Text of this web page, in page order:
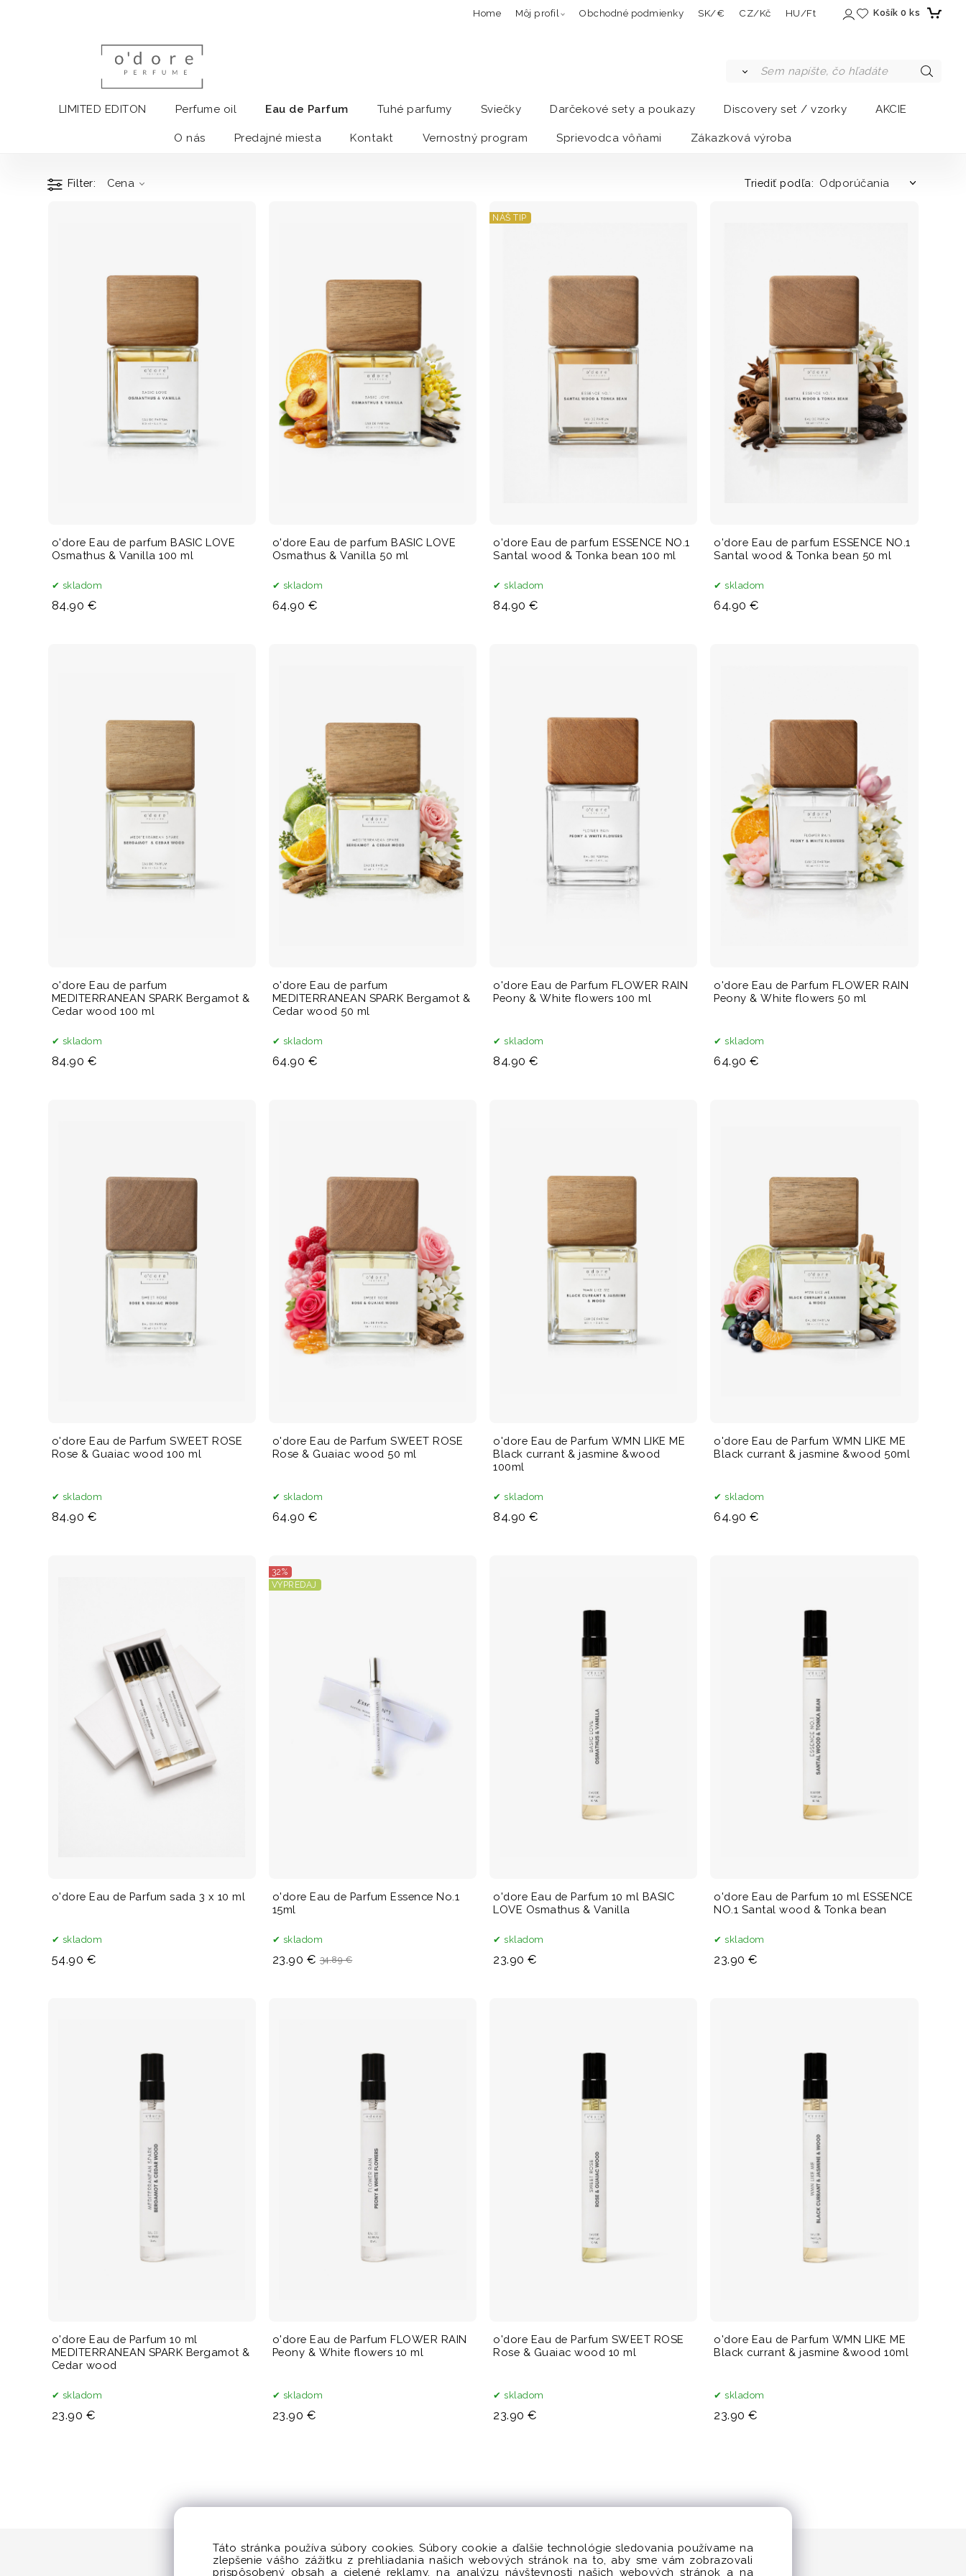
Home Môj profil Obchodné podmienky SK/€ CZ/Kč HU/Ft Košík 0 ks
LIMITED EDITON Perfume oil Eau de Parfum Tuhé parfumy Sviečky Darčekové sety a poukazy Discovery set / vzorky AKCIE
O nás Predajné miesta Kontakt Vernostný program Sprievodca vôňami Zákazková výroba
Filter Cena Triediť podľa:
o'dore Eau de parfum BASIC LOVE
Osmathus & Vanilla 100 ml
skladom
84.90 €
o'dore Eau de parfum BASIC LOVE
Osmathus & Vanilla 50 ml
skladom
64.90 €
o'dore Eau de parfum ESSENCE NO.1
Santal wood & Tonka bean 100 ml
NÁŠ TIP
skladom
84.90 €
o'dore Eau de parfum ESSENCE NO.1
Santal wood & Tonka bean 50 ml
skladom
64.90 €
o'dore Eau de parfum
MEDITERRANEAN SPARK Bergamot &
Cedar wood 100 ml
skladom
84.90 €
o'dore Eau de parfum
MEDITERRANEAN SPARK Bergamot &
Cedar wood 50 ml
skladom
64.90 €
o'dore Eau de Parfum FLOWER RAIN
Peony & White flowers 100 ml
skladom
84.90 €
o'dore Eau de Parfum FLOWER RAIN
Peony & White flowers 50 ml
skladom
64.90 €
o'dore Eau de Parfum SWEET ROSE
Rose & Guaiac wood 100 ml
skladom
84.90 €
o'dore Eau de Parfum SWEET ROSE
Rose & Guaiac wood 50 ml
skladom
64.90 €
o'dore Eau de Parfum WMN LIKE ME
Black currant & jasmine &wood
100ml
skladom
84.90 €
o'dore Eau de Parfum WMN LIKE ME
Black currant & jasmine &wood 50ml
skladom
64.90 €
o'dore Eau de Parfum sada 3 x 10 ml
skladom
54.90 €
o'dore Eau de Parfum Essence No.1
15ml
32%
VÝPREDAJ
skladom
23.90 € 34.89 €
o'dore Eau de Parfum 10 ml BASIC
LOVE Osmathus & Vanilla
skladom
23.90 €
o'dore Eau de Parfum 10 ml ESSENCE
NO.1 Santal wood & Tonka bean
skladom
23.90 €
o'dore Eau de Parfum 10 ml
MEDITERRANEAN SPARK Bergamot &
Cedar wood
skladom
23.90 €
o'dore Eau de Parfum FLOWER RAIN
Peony & White flowers 10 ml
skladom
23.90 €
o'dore Eau de Parfum SWEET ROSE
Rose & Guaiac wood 10 ml
skladom
23.90 €
o'dore Eau de Parfum WMN LIKE ME
Black currant & jasmine &wood 10ml
skladom
23.90 €
Táto stránka používa súbory cookies. Súbory cookie a ďalšie technológie sledovania používame na
zlepšenie vášho zážitku z prehliadania našich webových stránok na to, aby sme vám zobrazovali
prispôsobený obsah a cielené reklamy, na analýzu návštevnosti našich webových stránok a na